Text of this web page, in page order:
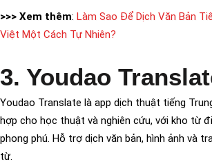
>>> Xem thêm: Làm Sao Để Dịch Văn Bản
Việt Một Cách Tự Nhiên?
3. Youdao
Youdao Translate là app dịch thuật tiếng
hợp cho học thuật và nghiên cứu, với kho từ
phong phú. Hỗ trợ dịch văn bản, hình ảnh và
từ.